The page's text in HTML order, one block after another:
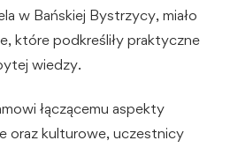
w Bańskiej Bystrzycy, miało
które podkreśliły praktyczne
wiedzy.
łączącemu aspekty
oraz kulturowe, uczestnicy